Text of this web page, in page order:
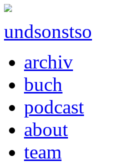
undsonstso
archiv
buch
podcast
about
team